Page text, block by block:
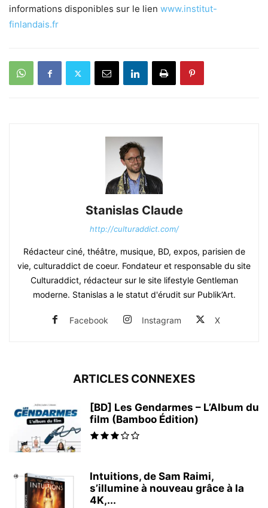
informations disponibles sur le lien www.institut-
finlandais.fr
Stanislas Claude
http://culturaddict.com/
Rédacteur ciné, théâtre, musique, BD, expos, parisien de
vie, culturaddict de coeur. Fondateur et responsable du site
Culturaddict, rédacteur sur le site lifestyle Gentleman
moderne. Stanislas a le statut d'érudit sur Publik’Art.
Facebook Instagram X
ARTICLES CONNEXES
[BD] Les Gendarmes – L’Album du
film (Bamboo Édition)
Intuitions, de Sam Raimi,
s’illumine à nouveau grâce à la
4K,...